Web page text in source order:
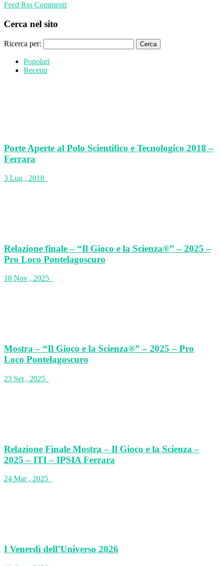
Feed Rss Commenti
Cerca nel sito
Ricerca per:
Popolari
Recenti
Porte Aperte al Polo Scientifico e Tecnologico 2018 –
Ferrara
3 Lug , 2018
Relazione finale – “Il Gioco e la Scienza®” – 2025 –
Pro Loco Pontelagoscuro
18 Nov , 2025
Mostra – “Il Gioco e la Scienza®” – 2025 – Pro
Loco Pontelagoscuro
23 Set , 2025
Relazione Finale Mostra – Il Gioco e la Scienza –
2025 – ITI – IPSIA Ferrara
24 Mar , 2025
I Venerdì dell’Universo 2026